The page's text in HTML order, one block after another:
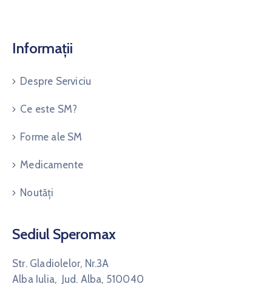
Informații
Despre Serviciu
Ce este SM?
Forme ale SM
Medicamente
Noutăți
Sediul Speromax
Str. Gladiolelor, Nr.3A
Alba Iulia, Jud. Alba, 510040